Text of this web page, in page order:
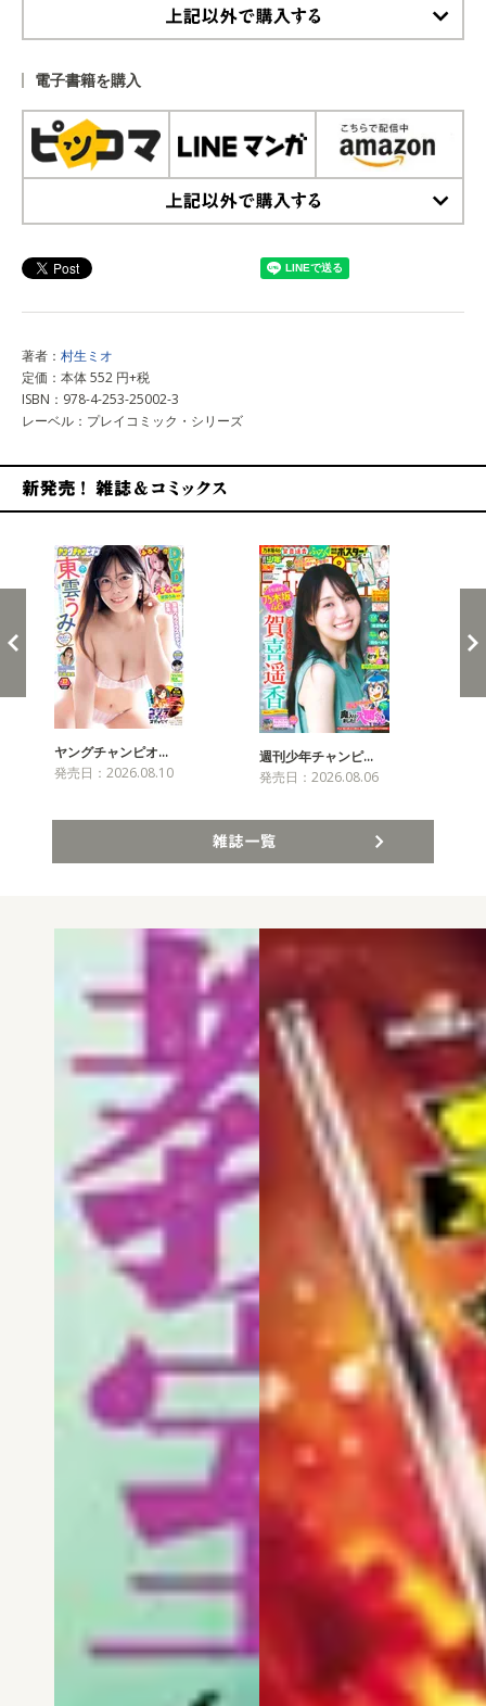
電子書籍を購入
著者： 村生ミオ
定価：本体 552 円+税
ISBN：978-4-253-25002-3
レーベル：プレイコミック・シリーズ
ヤングチャンピオ…
発売日：2026.08.10
週刊少年チャンピ…
発売日：2026.08.06